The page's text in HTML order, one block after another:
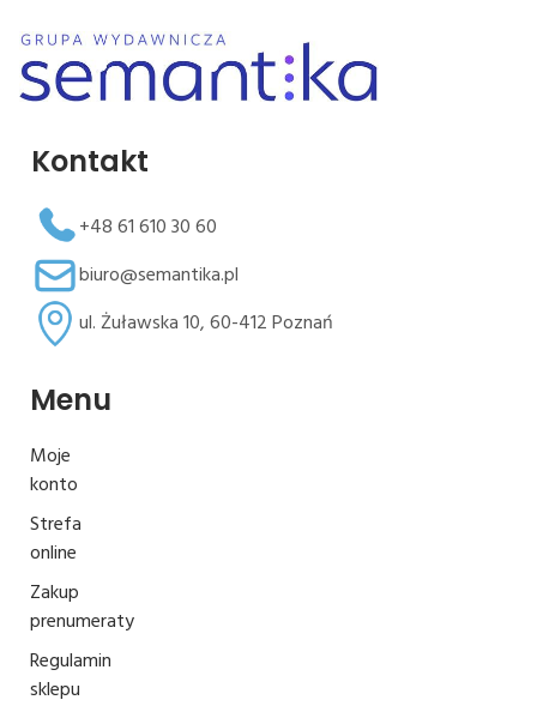
Kontakt
+48 61 610 30 60
biuro@semantika.pl
ul. Żuławska 10, 60-412 Poznań
Menu
Moje
konto
Strefa
online
Zakup
prenumeraty
Regulamin
sklepu